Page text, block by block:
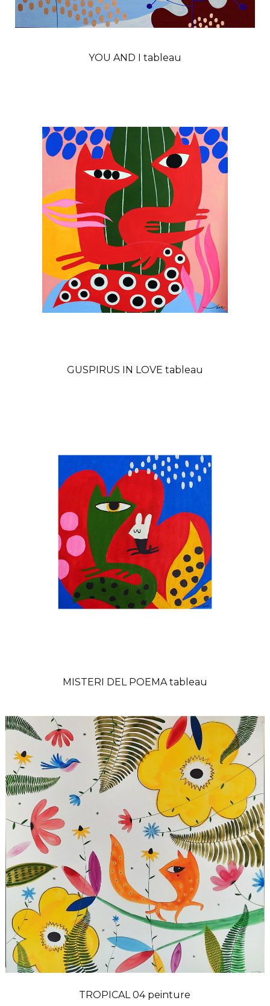
YOU AND I tableau
GUSPIRUS IN LOVE tableau
MISTERI DEL POEMA tableau
TROPICAL 04 peinture